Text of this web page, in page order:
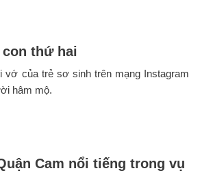
con thứ hai
vớ của trẻ sơ sinh trên mạng Instagram
hâm mộ.
Cam nổi tiếng trong vụ